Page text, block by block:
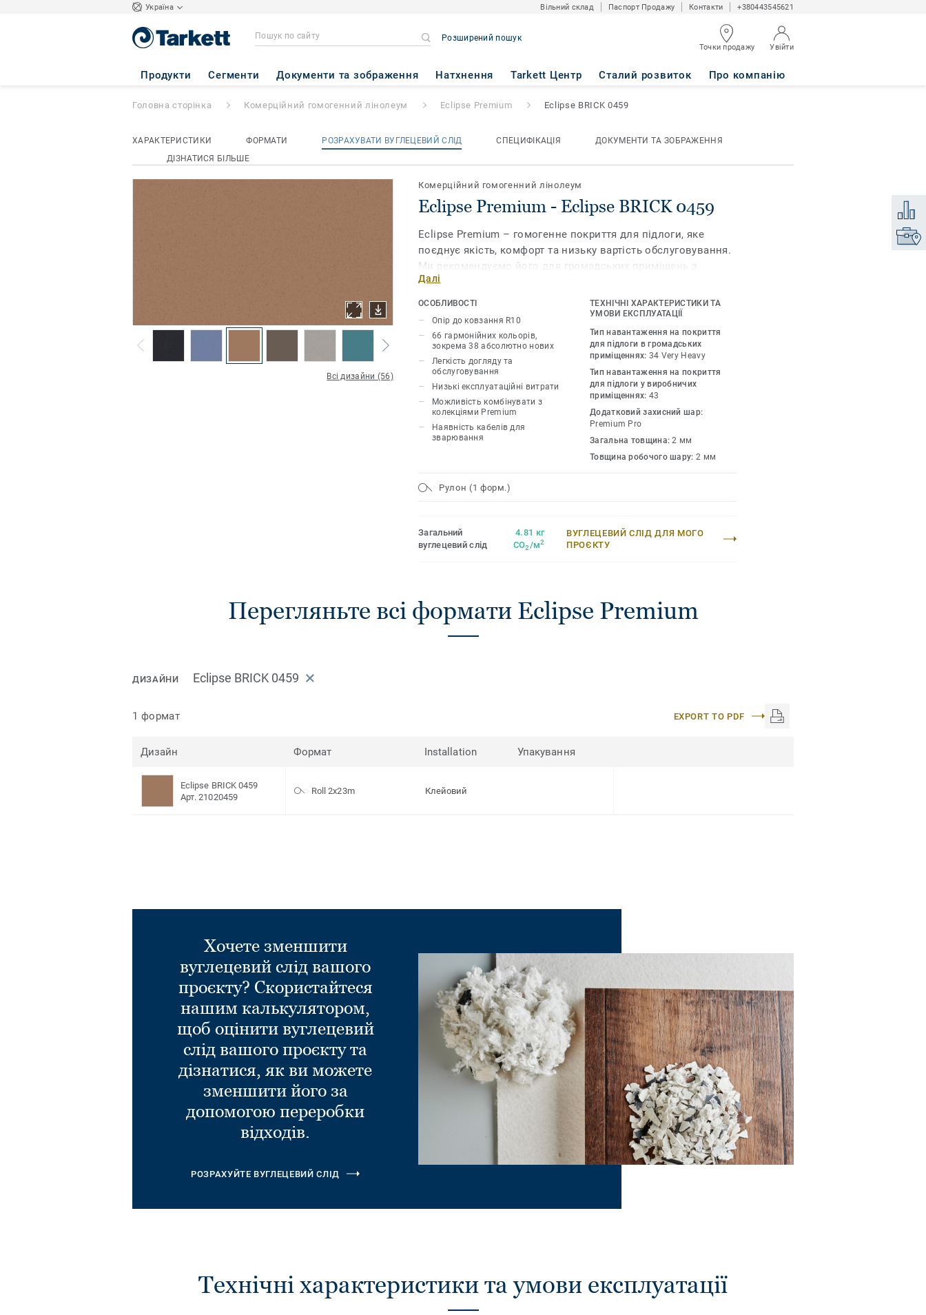
Україна Вільний склад Паспорт Продажу Контакти +380443545621
Розширений пошук
Точки продажу Увійти
Продукти Сегменти Документи та зображення Натхнення Tarkett Центр Сталий розвиток Про компанію
Eclipse Premium - Eclipse BRICK 0459
Головна сторінка Комерційний гомогенний лінолеум Eclipse Premium Eclipse BRICK 0459
ХАРАКТЕРИСТИКИ ФОРМАТИ РОЗРАХУВАТИ ВУГЛЕЦЕВИЙ СЛІД СПЕЦИФІКАЦІЯ
ДОКУМЕНТИ ТА ЗОБРАЖЕННЯ
ДІЗНАТИСЯ БІЛЬШЕ
Всі дизайни (56)
Комерційний гомогенний лінолеум
Eclipse Premium - Eclipse BRICK 0459
Eclipse Premium – гомогенне покриття для підлоги, яке
поєднує якість, комфорт та низьку вартість обслуговування.
Ми рекомендуємо його для громадських приміщень з
високим типом навантаження на підлогу, зокрема для
навчальних та медичних закладів. Обробка поверхні
поліуретаном підсилює міцність покриття і полегшує догляд
за ним. Колекція Eclipse Premium нараховує 66 кольорів і
легко поєднується з іншими продуктами та аксесуарами
групи Premium.
Далі
ОСОБЛИВОСТІ
Опір до ковзання R10
66 гармонійних кольорів,
зокрема 38 абсолютно нових
Легкість догляду та
обслуговування
Низькі експлуатаційні витрати
Можливість комбінувати з
колекціями Premium
Наявність кабелів для
зварювання
ТЕХНІЧНІ ХАРАКТЕРИСТИКИ ТА
УМОВИ ЕКСПЛУАТАЦІЇ
Тип навантаження на покриття
для підлоги в громадських
приміщеннях: 34 Very Heavy
Тип навантаження на покриття
для підлоги у виробничих
приміщеннях: 43
Додатковий захисний шар:
Premium Pro
Загальна товщина:2 мм
Товщина робочого шару: 2 мм
Рулон (1 форм.)
Загальний
вуглецевий слід
4.81 кг
CO2/м2
ВУГЛЕЦЕВИЙ СЛІД ДЛЯ МОГО
ПРОЄКТУ
Перегляньте всі формати Eclipse Premium
ДИЗАЙНИ Eclipse BRICK 0459
1 формат EXPORT TO PDF
Дизайн Формат Installation Упакування
Eclipse BRICK 0459
Арт. 21020459
Roll 2x23m Клейовий
Хочете зменшити
вуглецевий слід вашого
проєкту? Скористайтеся
нашим калькулятором,
щоб оцінити вуглецевий
слід вашого проєкту та
дізнатися, як ви можете
зменшити його за
допомогою переробки
відходів.
РОЗРАХУЙТЕ ВУГЛЕЦЕВИЙ СЛІД
Технічні характеристики та умови експлуатації